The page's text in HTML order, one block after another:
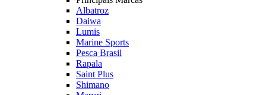
Albatroz
Daiwa
Lumis
Marine Sports
Pesca Brasil
Rapala
Saint Plus
Shimano